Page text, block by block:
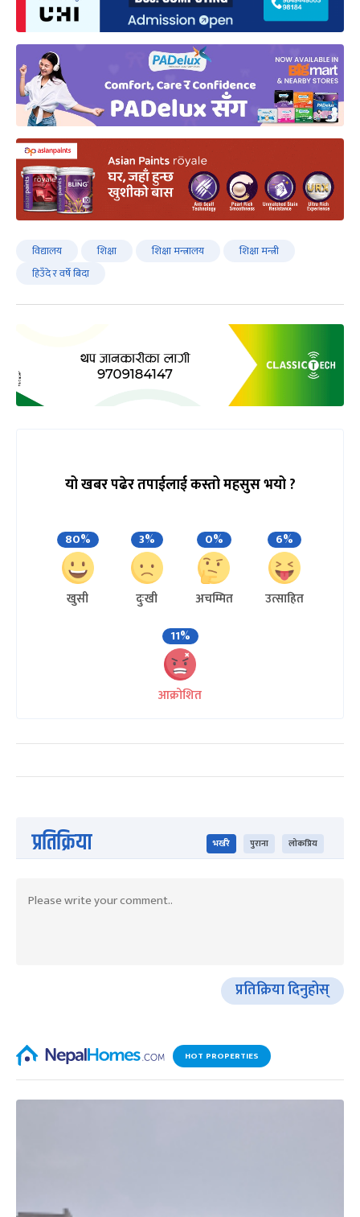
विद्यालय शिक्षा शिक्षा मन्त्रालय
शिक्षा मन्त्री
हिउँदे र वर्षे बिदा
यो खबर पढेर तपाईलाई कस्तो महसुस भयो ?
80%
खुसी
3%
दुःखी
0%
अचम्मित
6%
उत्साहित
11%
आक्रोशित
प्रतिक्रिया भर्खरै पुराना लोकप्रिय
प्रतिक्रिया दिनुहोस्
HOT PROPERTIES